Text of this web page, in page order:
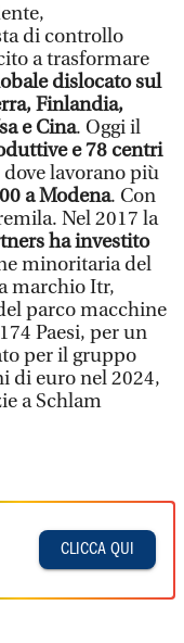
di controllo
a trasformare
dislocato sul
Finlandia,
e Cina. Oggi il
e 78 centri
dove lavorano più
a Modena. Con
Nel 2017 la
ha investito
minoritaria del
marchio Itr,
parco macchine
Paesi, per un
per il gruppo
di euro nel 2024,
a Schlam
CLICCA QUI